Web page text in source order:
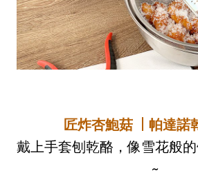
匠炸杏鮑菇 | 帕達諾
戴上手套刨乾酪，像雪花般
~